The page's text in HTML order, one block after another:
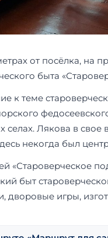
от посёлка, на
быта
к теме
селах. Лякова в
некогда был
«Староверческое
быт
дворовые игры,